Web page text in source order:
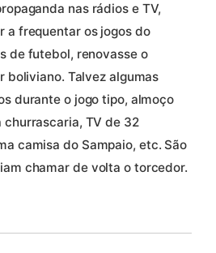
nas rádios e TV,
a frequentar os jogos do
de futebol, renovasse o
boliviano. Talvez algumas
durante o jogo tipo, almoço
churrascaria, TV de 32
camisa do Sampaio, etc. São
chamar de volta o torcedor.